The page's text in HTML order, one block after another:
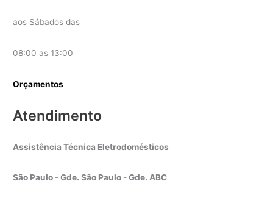
aos Sábados das
08:00 as 13:00
Orçamentos
Atendimento
Assistência Técnica Eletrodomésticos
São Paulo - Gde. São Paulo - Gde. ABC